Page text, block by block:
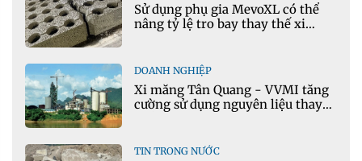
Sử dụng phụ gia MevoXL có thể
nâng tỷ lệ tro bay thay thế xi
DOANH NGHIỆP
Xi măng Tân Quang - VVMI tăng
cường sử dụng nguyên liệu thay
TIN TRONG NƯỚC